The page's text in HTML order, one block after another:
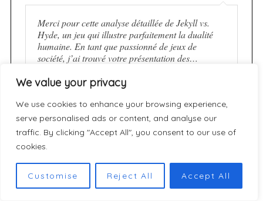
We value your privacy
We use cookies to enhance your browsing experience,
serve personalised ads or content, and analyse our
traffic. By clicking "Accept All", you consent to our use of
cookies.
Customise Reject All Accept All
Merci pour cette analyse détaillée de Jekyll vs.
Hyde, un jeu qui illustre parfaitement la dualité
humaine. En tant que passionné de jeux de
société, j’ai trouvé votre présentation des…
3. Marc Lefèvre
[JEU] JEKYLL vs. HYDE :
Réussirez-vous à maintenir
Intéressante analyse du jeu Jekyll vs Hyde. La